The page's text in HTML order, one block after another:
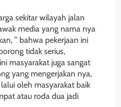
sekitar wilayah jalan
media yang nama nya
” bahwa pekerjaan ini
tidak serius,
masyarakat juga sangat
yang mengerjakan nya,
oleh masyarakat baik
atau roda dua jadi